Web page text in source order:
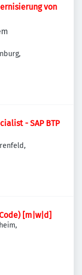
von
d)
- SAP BTP
[m|w|d]